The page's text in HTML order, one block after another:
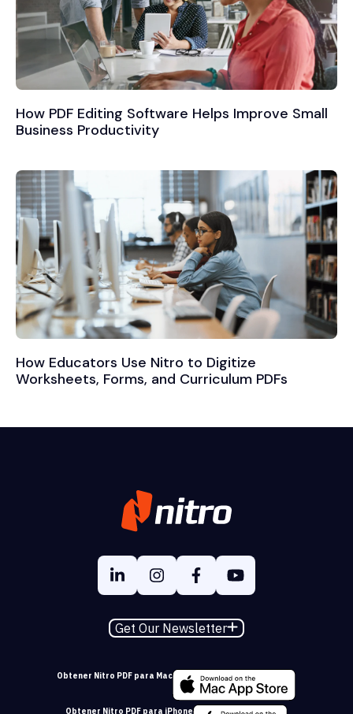
How PDF Editing Software Helps Improve Small
Business Productivity
How Educators Use Nitro to Digitize
Worksheets, Forms, and Curriculum PDFs
Get Our Newsletter
Obtener Nitro PDF para Mac
Obtener Nitro PDF para iPhone